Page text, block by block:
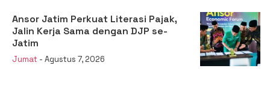
Ansor Jatim Perkuat Literasi Pajak,
Jalin Kerja Sama dengan DJP se-
Jatim
Jumat - Agustus 7, 2026